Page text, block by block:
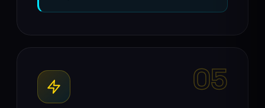
05